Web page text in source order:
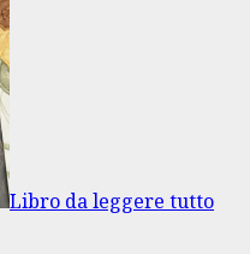
Libro da leggere tutto